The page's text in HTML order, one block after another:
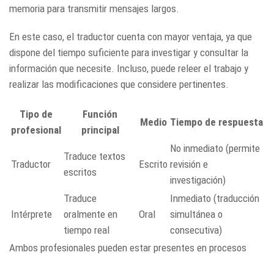
memoria para transmitir mensajes largos.
En este caso, el traductor cuenta con mayor ventaja, ya que
dispone del tiempo suficiente para investigar y consultar la
información que necesite. Incluso, puede releer el trabajo y
realizar las modificaciones que considere pertinentes.
Tipo de
profesional
Función
principal
Medio Tiempo de respuesta
Traductor
Traduce textos
escritos
Escrito
No inmediato (permite
revisión e
investigación)
Intérprete
Traduce
oralmente en
tiempo real
Oral
Inmediato (traducción
simultánea o
consecutiva)
Ambos profesionales pueden estar presentes en procesos